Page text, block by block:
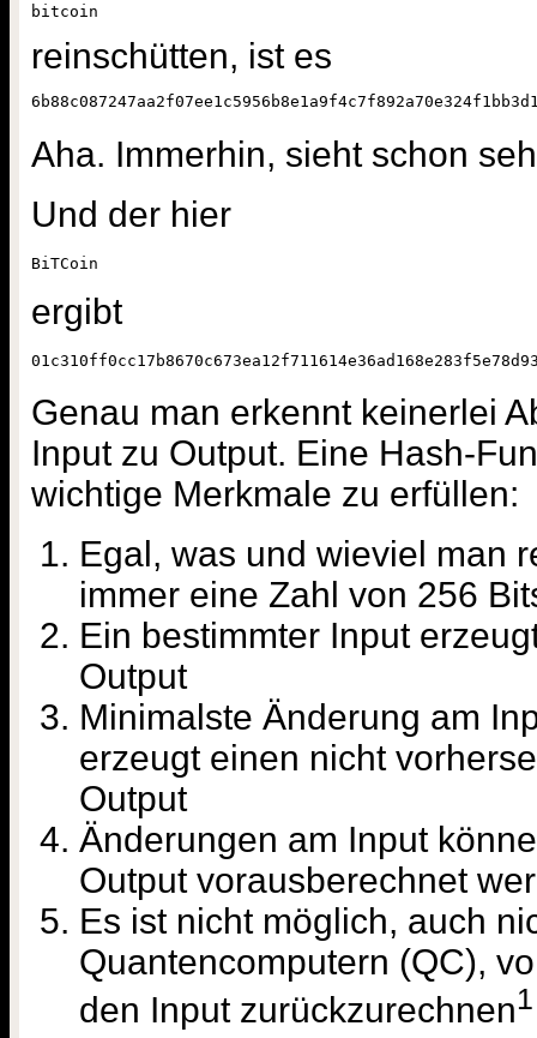
bitcoin
reinschütten, ist es
Aha. Immerhin, sieht schon
Und der hier
BiTCoin
ergibt
Genau man erkennt keinerlei
Input zu Output. Eine Hash-
wichtige Merkmale zu erfüllen:
Egal, was und wieviel man
immer eine Zahl von 256
Ein bestimmter Input
Output
Minimalste Änderung am
erzeugt einen nicht
Output
Änderungen am Input
Output vorausberechnet
Es ist nicht möglich, auch
Quantencomputern (QC),
den Input zurückzurechnen1